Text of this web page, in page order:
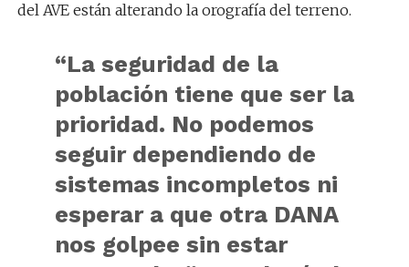
del AVE están alterando la orografía del terreno.
“La seguridad de la
población tiene que ser la
prioridad. No podemos
seguir dependiendo de
sistemas incompletos ni
esperar a que otra DANA
nos golpee sin estar